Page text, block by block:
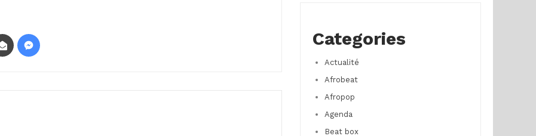
Categories
Actualité
Afrobeat
Afropop
Agenda
Beat box